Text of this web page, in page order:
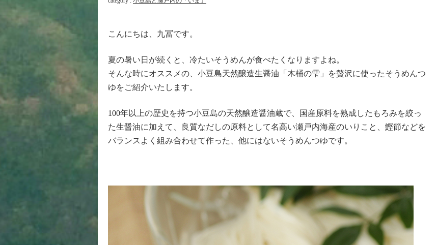
こんにちは、九冨です。
夏の暑い日が続くと、冷たいそうめんが食べたくなりますよね。
そんな時にオススメの、小豆島天然醸造生醤油「木桶の雫」を贅沢に使ったそうめんつ
ゆをご紹介いたします。
100年以上の歴史を持つ小豆島の天然醸造醤油蔵で、国産原料を熟成したもろみを絞っ
た生醤油に加えて、良質なだしの原料として名高い瀬戸内海産のいりこと、鰹節などを
バランスよく組み合わせて作った、他にはないそうめんつゆです。